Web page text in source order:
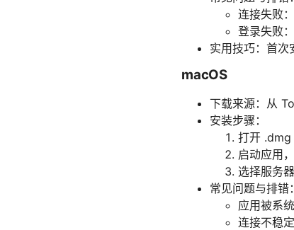
连接失败
登录失败
实用技巧：首次
macOS
下载来源：从
安装步骤：
打开 .dmg
启动应用
选择服务
常见问题与排错：
应用被系
连接不稳